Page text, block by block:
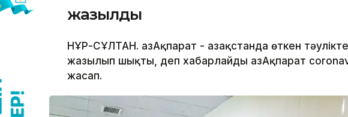
жазылды
НҰР-СҰЛТАН. ҚазАқпарат - Қазақстанда өткен
жазылып шықты, деп хабарлайды ҚазАқпарат
жасап.